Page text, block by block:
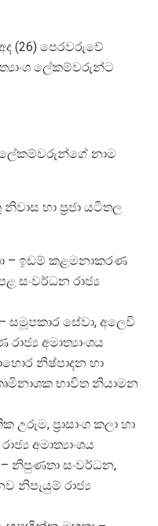
(26) පෙරවරුවේ
ලේකම්වරුන්ට
ලේකම්වරුන්ගේ නාම
හා ප්‍රජා යටිතල
– ඉඩම් කළමනාකරණ
සංවර්ධන රාජ්‍ය
සමූපකාර සේවා, අලෙවි
අමාත්‍යාංශය
නිෂ්පාදන හා
භාවිත නියාමන
ප්‍රාසාංග කලා හා
අමාත්‍යාංශය
– නිපුණතා සංවර්ධන,
නිපැයුම් රාජ්‍ය